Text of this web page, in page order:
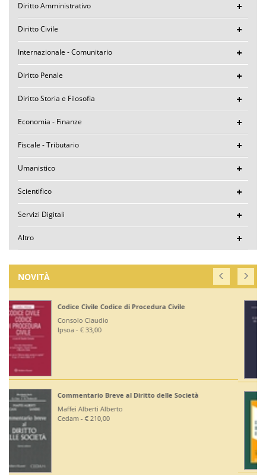
Diritto Amministrativo
Diritto Civile
Internazionale - Comunitario
Diritto Penale
Diritto Storia e Filosofia
Economia - Finanze
Fiscale - Tributario
Umanistico
Scientifico
Servizi Digitali
Altro
NOVITÀ
Corte di Giustizia dell'Unione Europea
Ruffini Giuseppe
Editoriale Scientifica - € 36,00
Diritto Bancario e Finanziario
Bontempi Paolo
Giuffrè - € 55,00